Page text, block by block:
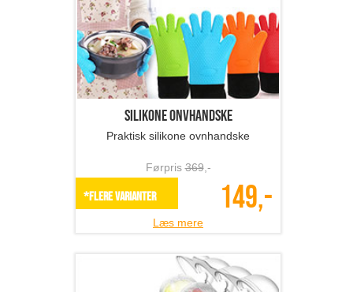
Silikone onvhandske
Praktisk silikone ovnhandske
Førpris369,-
*Flere varianter 149,-
Læs mere